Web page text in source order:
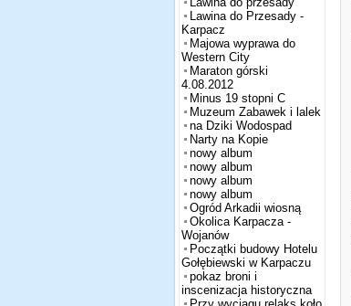
Lawina do Przesady -
Karpacz
Majowa wyprawa do
Western City
Maraton górski
4.08.2012
Minus 19 stopni C
Muzeum Zabawek i lalek
na Dziki Wodospad
Narty na Kopie
nowy album
nowy album
nowy album
nowy album
Ogród Arkadii wiosną
Okolica Karpacza -
Wojanów
Początki budowy Hotelu
Gołębiewski w Karpaczu
pokaz broni i
inscenizacja historyczna